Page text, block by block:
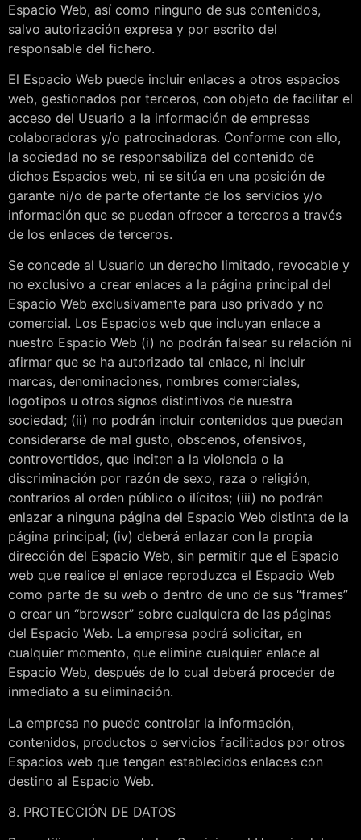
Espacio Web, así como ninguno de sus contenidos,
salvo autorización expresa y por escrito del
responsable del fichero.
El Espacio Web puede incluir enlaces a otros espacios
web, gestionados por terceros, con objeto de facilitar el
acceso del Usuario a la información de empresas
colaboradoras y/o patrocinadoras. Conforme con ello,
la sociedad no se responsabiliza del contenido de
dichos Espacios web, ni se sitúa en una posición de
garante ni/o de parte ofertante de los servicios y/o
información que se puedan ofrecer a terceros a través
de los enlaces de terceros.
Se concede al Usuario un derecho limitado, revocable y
no exclusivo a crear enlaces a la página principal del
Espacio Web exclusivamente para uso privado y no
comercial. Los Espacios web que incluyan enlace a
nuestro Espacio Web (i) no podrán falsear su relación ni
afirmar que se ha autorizado tal enlace, ni incluir
marcas, denominaciones, nombres comerciales,
logotipos u otros signos distintivos de nuestra
sociedad; (ii) no podrán incluir contenidos que puedan
considerarse de mal gusto, obscenos, ofensivos,
controvertidos, que inciten a la violencia o la
discriminación por razón de sexo, raza o religión,
contrarios al orden público o ilícitos; (iii) no podrán
enlazar a ninguna página del Espacio Web distinta de la
página principal; (iv) deberá enlazar con la propia
dirección del Espacio Web, sin permitir que el Espacio
web que realice el enlace reproduzca el Espacio Web
como parte de su web o dentro de uno de sus “frames”
o crear un “browser” sobre cualquiera de las páginas
del Espacio Web. La empresa podrá solicitar, en
cualquier momento, que elimine cualquier enlace al
Espacio Web, después de lo cual deberá proceder de
inmediato a su eliminación.
La empresa no puede controlar la información,
contenidos, productos o servicios facilitados por otros
Espacios web que tengan establecidos enlaces con
destino al Espacio Web.
8. PROTECCIÓN DE DATOS